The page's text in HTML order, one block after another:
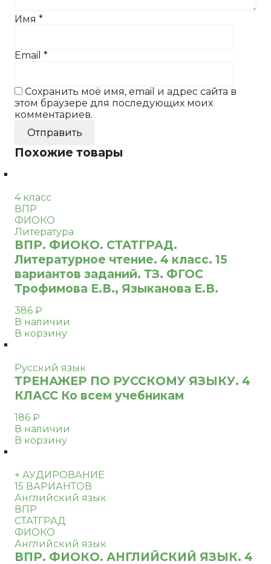
Имя *
Email *
Сохранить моё имя, email и адрес сайта в
этом браузере для последующих моих
комментариев.
Похожие товары
4 класс
ВПР
ФИОКО
Литература
ВПР. ФИОКО. СТАТГРАД.
Литературное чтение. 4 класс. 15
вариантов заданий. ТЗ. ФГОС
Трофимова Е.В., Языканова Е.В.
386 ₽
В наличии
В корзину
Русский язык
ТРЕНАЖЕР ПО РУССКОМУ ЯЗЫКУ. 4
КЛАСС Ко всем учебникам
186 ₽
В наличии
В корзину
+ АУДИРОВАНИЕ
15 ВАРИАНТОВ
Английский язык
ВПР
СТАТГРАД
ФИОКО
Английский язык
ВПР. ФИОКО. АНГЛИЙСКИЙ ЯЗЫК. 4